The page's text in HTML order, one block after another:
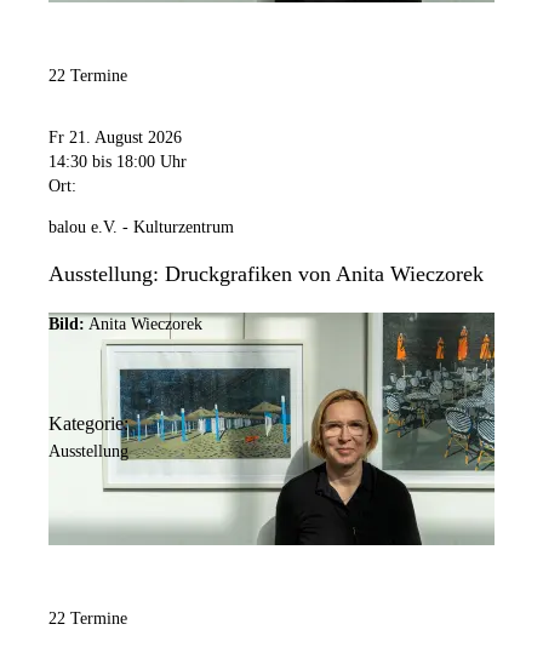
22 Termine
Fr 21. August 2026
14:30 bis 18:00 Uhr
Ort:
balou e.V. - Kulturzentrum
Ausstellung: Druckgrafiken von Anita Wieczorek
Bild: Anita Wieczorek
Kategorie:
Ausstellung
22 Termine